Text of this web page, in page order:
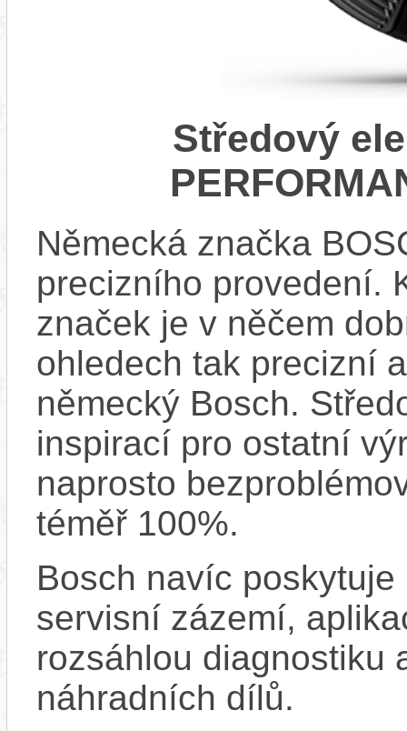
Středový
Německá značka
precizního provedení.
značek je v něčem
ohledech tak precizní
německý Bosch.
inspirací pro ostatní
naprosto
téměř 100%.
Bosch navíc
servisní zázemí,
rozsáhlou diagnostiku
náhradních dílů.